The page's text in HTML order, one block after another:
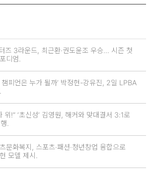
즈 3라운드, 최근환·권도윤조 우승… 시즌 첫
디엄.
챔피언은 누가 될까’ 박정현-강유진, 2일 LPBA
위!” ‘초신성’ 김영원, 해커와 맞대결서 3:1로
.
문화복지, 스포츠·패션·청년창업 융합으로
모델 제시.